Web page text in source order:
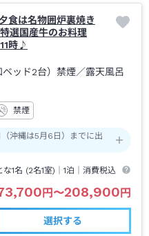
食は名物囲炉裏焼き
選国産牛のお料理
時♪
ッド2台）禁煙／露天風呂
禁煙
沖縄は5月6日）までに出
な1名 (2名1室)｜1泊 ｜消費税込
円〜208,900円
選択する